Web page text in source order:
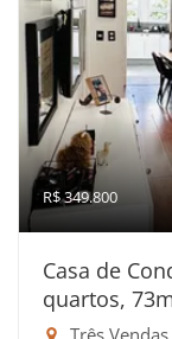
R$ 349.800
Casa de
quartos,
Três